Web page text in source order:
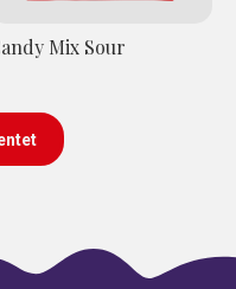
Mix Sour